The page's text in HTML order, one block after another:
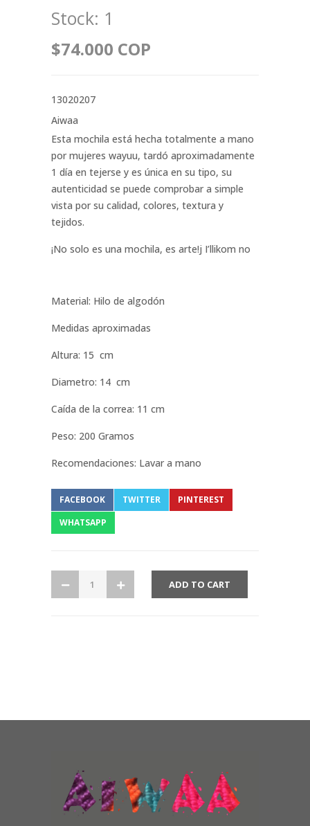
Stock: 1
$74.000 COP
13020207
Aiwaa
Esta mochila está hecha totalmente a mano
por mujeres wayuu, tardó aproximadamente
1 día en tejerse y es única en su tipo, su
autenticidad se puede comprobar a simple
vista por su calidad, colores, textura y
tejidos.
¡No solo es una mochila, es arte!j I’llikom no
Material: Hilo de algodón
Medidas aproximadas
Altura: 15 cm
Diametro: 14 cm
Caída de la correa: 11 cm
Peso: 200 Gramos
Recomendaciones: Lavar a mano
FACEBOOK TWITTER
PINTEREST
WHATSAPP